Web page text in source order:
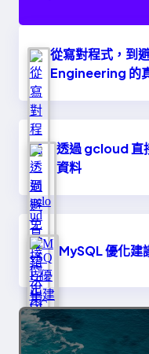
從寫對程式，到
Engineering 的
透過 gcloud 直
資料
MySQL 優化